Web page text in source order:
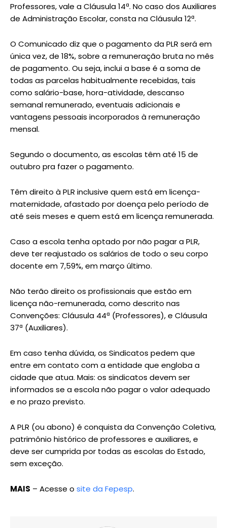
Professores, vale a Cláusula 14ª. No caso dos Auxiliares
de Administração Escolar, consta na Cláusula 12ª.
O Comunicado diz que o pagamento da PLR será em
única vez, de 18%, sobre a remuneração bruta no mês
de pagamento. Ou seja, inclui a base é a soma de
todas as parcelas habitualmente recebidas, tais
como salário-base, hora-atividade, descanso
semanal remunerado, eventuais adicionais e
vantagens pessoais incorporados à remuneração
mensal.
Segundo o documento, as escolas têm até 15 de
outubro pra fazer o pagamento.
Têm direito à PLR inclusive quem está em licença-
maternidade, afastado por doença pelo período de
até seis meses e quem está em licença remunerada.
Caso a escola tenha optado por não pagar a PLR,
deve ter reajustado os salários de todo o seu corpo
docente em 7,59%, em março último.
Não terão direito os profissionais que estão em
licença não-remunerada, como descrito nas
Convenções: Cláusula 44ª (Professores), e Cláusula
37ª (Auxiliares).
Em caso tenha dúvida, os Sindicatos pedem que
entre em contato com a entidade que engloba a
cidade que atua. Mais: os sindicatos devem ser
informados se a escola não pagar o valor adequado
e no prazo previsto.
A PLR (ou abono) é conquista da Convenção Coletiva,
patrimônio histórico de professores e auxiliares, e
deve ser cumprida por todas as escolas do Estado,
sem exceção.
MAIS – Acesse o site da Fepesp.